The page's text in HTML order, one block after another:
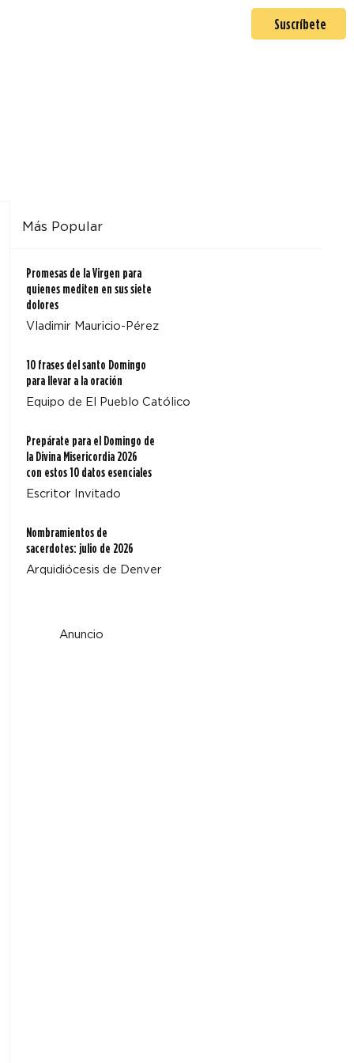
Suscríbete
Más Popular
Promesas de la Virgen para
quienes mediten en sus siete
dolores
Vladimir Mauricio-Pérez
10 frases del santo Domingo
para llevar a la oración
Equipo de El Pueblo Católico
Prepárate para el Domingo de
la Divina Misericordia 2026
con estos 10 datos esenciales
Escritor Invitado
Nombramientos de
sacerdotes: julio de 2026
Arquidiócesis de Denver
Anuncio